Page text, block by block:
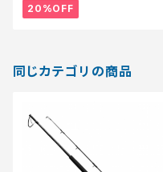
20%OFF
同じカテゴリの商品